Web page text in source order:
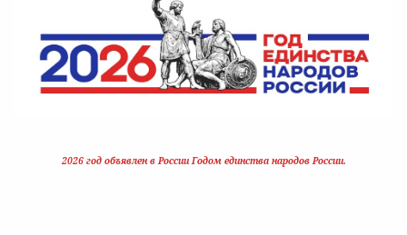
2026 год объявлен в России Годом единства народов России.